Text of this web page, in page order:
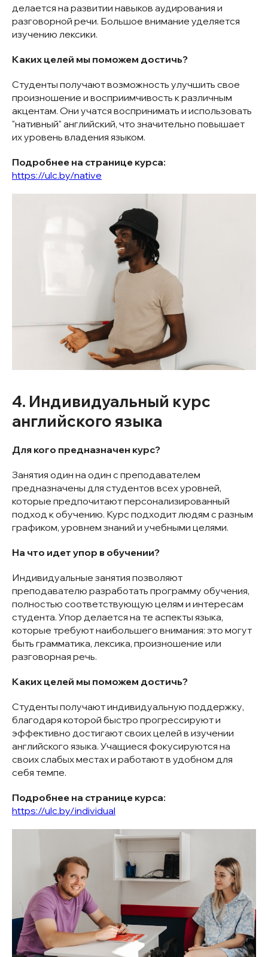
делается на развитии навыков аудирования и
разговорной речи. Большое внимание уделяется
изучению лексики.
Каких целей мы поможем достичь?
Студенты получают возможность улучшить свое
произношение и восприимчивость к различным
акцентам. Они учатся воспринимать и использовать
"нативный" английский, что значительно повышает
их уровень владения языком.
Подробнее на странице курса:
https://ulc.by/native
4. Индивидуальный курс
английского языка
Для кого предназначен курс?
Занятия один на один с преподавателем
предназначены для студентов всех уровней,
которые предпочитают персонализированный
подход к обучению. Курс подходит людям с разным
графиком, уровнем знаний и учебными целями.
На что идет упор в обучении?
Индивидуальные занятия позволяют
преподавателю разработать программу обучения,
полностью соответствующую целям и интересам
студента. Упор делается на те аспекты языка,
которые требуют наибольшего внимания: это могут
быть грамматика, лексика, произношение или
разговорная речь.
Каких целей мы поможем достичь?
Студенты получают индивидуальную поддержку,
благодаря которой быстро прогрессируют и
эффективно достигают своих целей в изучении
английского языка. Учащиеся фокусируются на
своих слабых местах и работают в удобном для
себя темпе.
Подробнее на странице курса:
https://ulc.by/individual